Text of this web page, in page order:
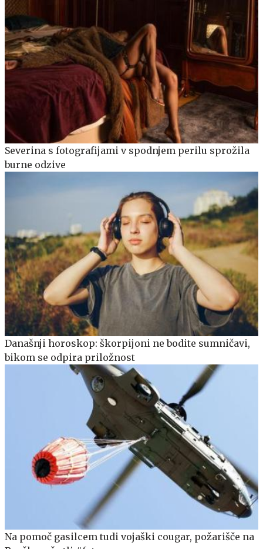
Severina s fotografijami v spodnjem perilu sprožila
burne odzive
Današnji horoskop: škorpijoni ne bodite sumničavi,
bikom se odpira priložnost
Na pomoč gasilcem tudi vojaški cougar, požarišče na